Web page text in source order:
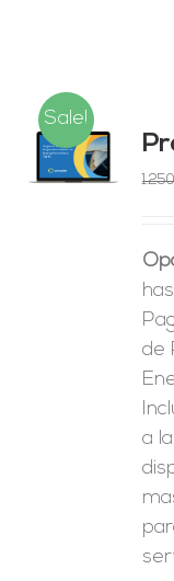
Sale!
de
a